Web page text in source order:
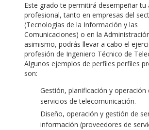
Este grado te permitirá desempeñar tu
profesional, tanto en empresas del
(Tecnologías de la Información y las
Comunicaciones) o en la
asimismo, podrás llevar a cabo el
profesión de Ingeniero Técnico de
Algunos ejemplos de perfiles perfiles
son:
Gestión, planificación y operación
servicios de telecomunicación.
Diseño, operación y gestión de
información (proveedores de